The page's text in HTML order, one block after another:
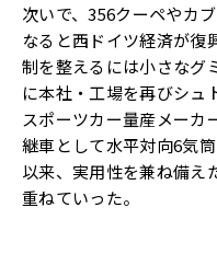
次いで、356クーペやカ
なると西ドイツ経済が復
制を整えるには小さなグ
に本社・工場を再びシュ
スポーツカー量産メーカ
継車として水平対向6気
以来、実用性を兼ね備え
重ねていった。